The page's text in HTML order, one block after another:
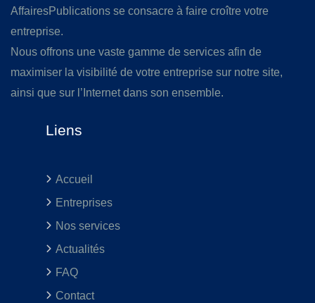
AffairesPublications se consacre à faire croître votre
entreprise.
Nous offrons une vaste gamme de services afin de
maximiser la visibilité de votre entreprise sur notre site,
ainsi que sur l’Internet dans son ensemble.
Liens
Accueil
Entreprises
Nos services
Actualités
FAQ
Contact